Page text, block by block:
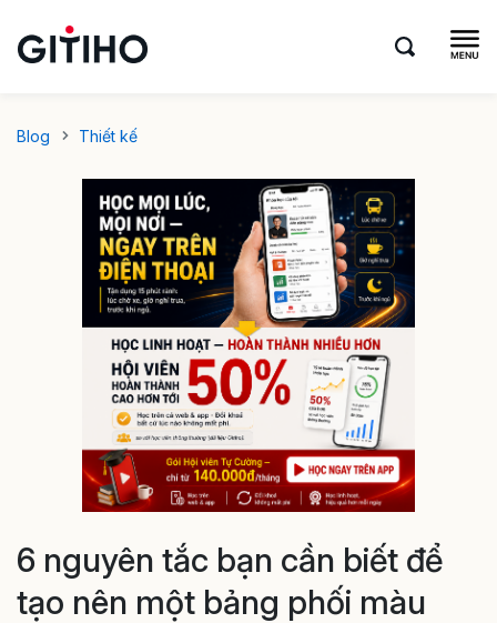
Blog Thiết kế
6 nguyên tắc bạn cần biết để
tạo nên một bảng phối màu